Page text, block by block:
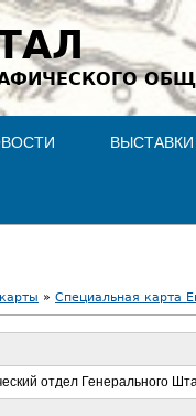
ВЫСТАВКИ
» Специальная карта
отдел Генерального